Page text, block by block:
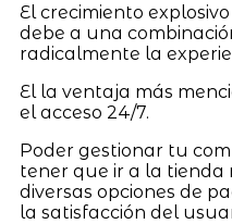
El crecimiento
debe a una
radicalmente la
El la ventaja más
el acceso 24/7.
Poder gestionar tu
tener que ir a la tienda
diversas opciones de
la satisfacción del